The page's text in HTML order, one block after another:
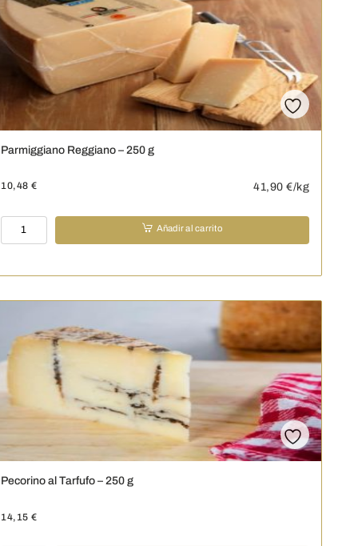
Parmiggiano Reggiano – 250 g
10,48€ 41,90 €/kg
Parmiggiano
Reggiano
250
Añadir al carrito
Pecorino al Tarfufo – 250 g
14,15€